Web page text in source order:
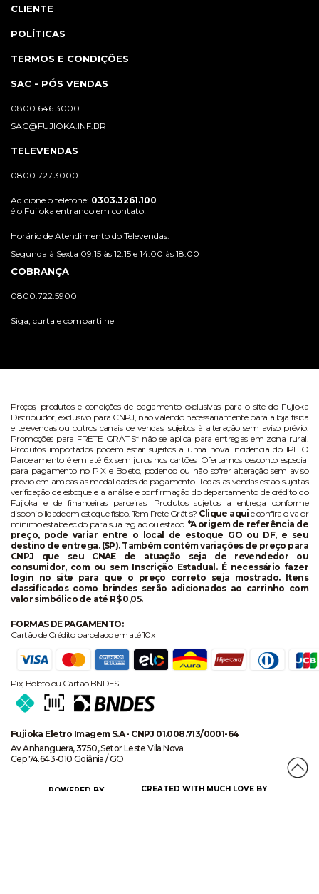
CLIENTE
POLÍTICAS
TERMOS E CONDIÇÕES
SAC - PÓS VENDAS
0800.646.3000
SAC@FUJIOKA.INF.BR
TELEVENDAS
0800.727.3000
Adicione o telefone: 0303.3261.100
é o Fujioka entrando em contato!
Horário de Atendimento do Televendas:
Segunda à Sexta 09:15 às 12:15 e 14:00 às 18:00
COBRANÇA
0800.722.5900
Siga, curta e compartilhe
Preços, produtos e condições de pagamento exclusivas para o site do Fujioka
Distribuidor, exclusivo para CNPJ, não valendo necessariamente para a loja física
e televendas ou outros canais de vendas, sujeitos à alteração sem aviso prévio.
Promoções para FRETE GRÁTIS* não se aplica para entregas em zona rural.
Produtos importados podem estar sujeitos a uma nova incidência do IPI. O
Parcelamento é em até 6x sem juros nos cartões. Ofertamos desconto especial
para pagamento no PIX e Boleto, podendo ou não sofrer alteração sem aviso
prévio em ambas as modalidades de pagamento. Todas as vendas estão sujeitas
verificação de estoque e a análise e confirmação do departamento de crédito do
Fujioka e de financeiras parceiras. Produtos sujeitos a entrega conforme
disponibilidade em estoque físico. Tem Frete Grátis? Clique aqui e confira o valor
mínimo estabelecido para sua região ou estado. *A origem de referência de
preço, pode variar entre o local de estoque GO ou DF, e seu
destino de entrega. (SP). Também contém variações de preço para
CNPJ que seu CNAE de atuação seja de revendedor ou
consumidor, com ou sem Inscrição Estadual. É necessário fazer
login no site para que o preço correto seja mostrado. Itens
classificados como brindes serão adicionados ao carrinho com
valor simbólico de até R$ 0,05.
FORMAS DE PAGAMENTO:
Cartão de Crédito parcelado em até 10x
Pix, Boleto ou Cartão BNDES
Fujioka Eletro Imagem S.A - CNPJ 01.008.713/0001-64
Av Anhanguera, 3750, Setor Leste Vila Nova
Cep 74.643-010 Goiânia / GO
POWERED BY CREATED WITH MUCH LOVE BY